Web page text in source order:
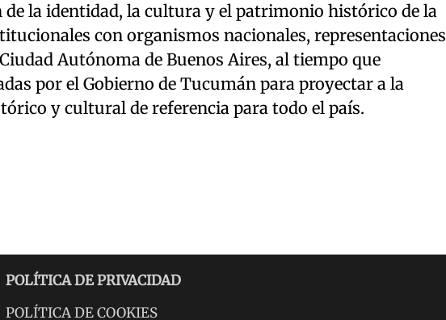
la identidad, la cultura y el patrimonio histórico de la
con organismos nacionales, representaciones
Autónoma de Buenos Aires, al tiempo que
por el Gobierno de Tucumán para proyectar a la
y cultural de referencia para todo el país.
POLÍTICA DE PRIVACIDAD
POLÍTICA DE COOKIES